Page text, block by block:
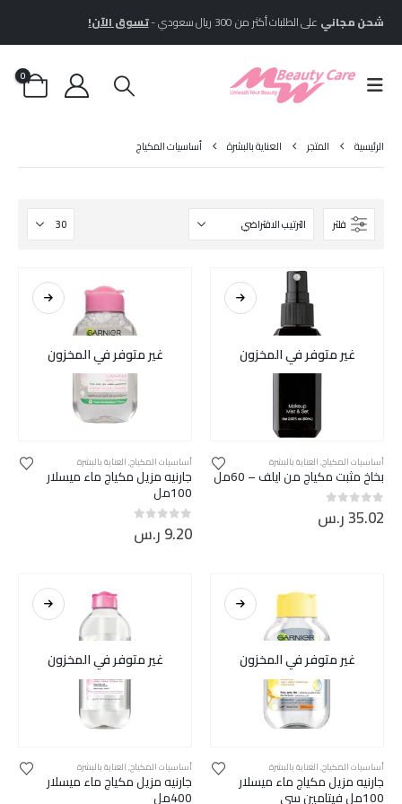
شحن مجاني على الطلبات أكثر من 300 ريال سعودي - تسوق الآن!
0
الرئيسية المتجر العناية بالبشرة أساسيات المكياج
فلتر
غير متوفر في المخزون
أساسيات المكياج,العناية بالبشرة
بخاخ مثبت مكياج من ايلف – 60مل
0
out of 5
35.02ر.س
غير متوفر في المخزون
أساسيات المكياج,العناية بالبشرة
جارنيه مزيل مكياج ماء ميسلار
100مل
0
out of 5
9.20ر.س
غير متوفر في المخزون
أساسيات المكياج,العناية بالبشرة
جارنيه مزيل مكياج ماء ميسلار
100مل فيتامين سي
غير متوفر في المخزون
أساسيات المكياج,العناية بالبشرة
جارنيه مزيل مكياج ماء ميسلار
400مل